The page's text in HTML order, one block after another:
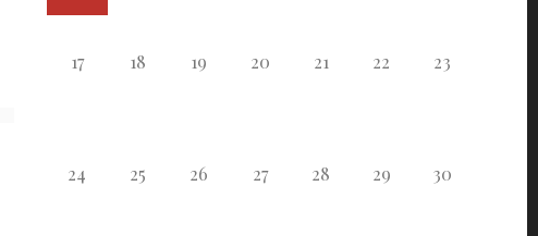
17 18 19 20 21 22 23
24 25 26 27 28 29 30